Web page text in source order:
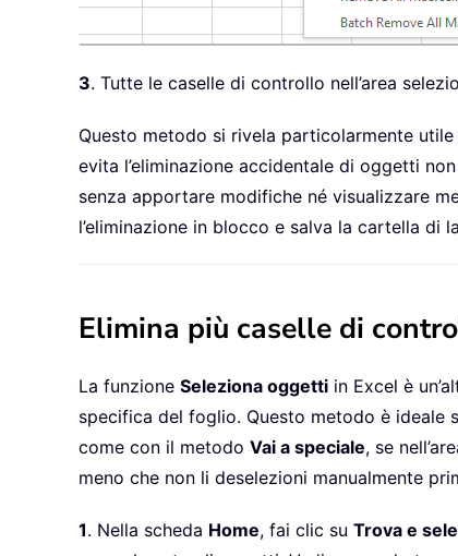
3. Tutte le caselle di controllo nell’area
Questo metodo si rivela particolarmente
evita l’eliminazione accidentale di oggetti
senza apportare modifiche né visualizzare
l’eliminazione in blocco e salva la cartella
Elimina più caselle di
La funzione Seleziona oggetti in Excel è
specifica del foglio. Questo metodo è ideale
come con il metodo Vai a speciale, se
meno che non li deselezioni manualmente
1. Nella scheda Home, fai clic su Trova e